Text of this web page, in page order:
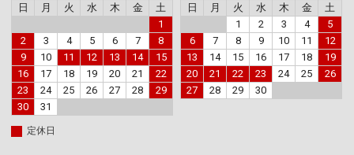
日
月 火 水 木 金
土
1
2
3 4 5 6 7
8
9
10 11 12 13 14
15
16
17 18 19 20 21
22
23
24 25 26 27 28
29
30
31
日
月 火 水 木 金
土
1
2 3 4
5
6
7 8 9 10 11
12
13
14 15 16 17 18
19
20
21 22 23 24 25
26
27
28 29 30
定休日